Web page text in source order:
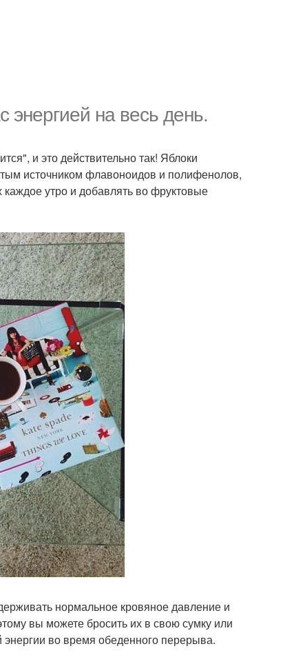
энергией на весь день.
и это действительно так! Яблоки
источником флавоноидов и полифенолов,
утро и добавлять во фруктовые
нормальное кровяное давление и
вы можете бросить их в свою сумку или
во время обеденного перерыва.